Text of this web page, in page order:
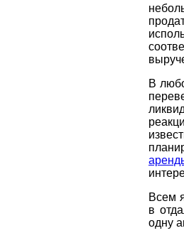
В
Всем
в
одну